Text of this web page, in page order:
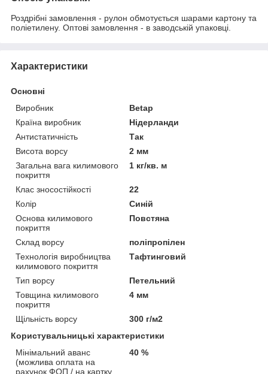
Роздрібні замовлення - рулон обмотується шарами картону та
поліетилену. Оптові замовлення - в заводській упаковці.
Характеристики
Основні
Виробник
Betap
Країна виробник
Нідерланди
Антистатичність
Так
Висота ворсу
2 мм
Загальна вага килимового
покриття
1 кг/кв. м
Клас зносостійкості
22
Колір
Синій
Основа килимового
покриття
Повстяна
Склад ворсу
поліпропілен
Технологія виробництва
килимового покриття
Тафтинговий
Тип ворсу
Петельний
Товщина килимового
покриття
4 мм
Щільність ворсу
300 г/м2
Користувальницькі характеристики
Мінімальний аванс
(можлива оплата на
рахунок ФОП / на картку
40 %